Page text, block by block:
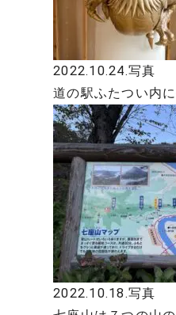
2022.10.24.写真
道の駅ふたつい内
2022.10.18.写真